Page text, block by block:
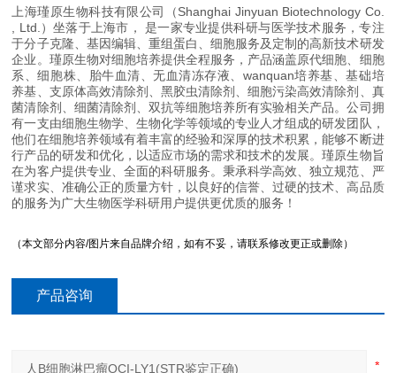
上海瑾原生物科技有限公司（Shanghai Jinyuan Biotechnology Co.
, Ltd.）坐落于上海市， 是一家专业提供科研与医学技术服务，专注
于分子克隆、基因编辑、重组蛋白、细胞服务及定制的高新技术研发
企业。瑾原生物对细胞培养提供全程服务，产品涵盖原代细胞、细胞
系、细胞株、胎牛血清、无血清冻存液、wanquan培养基、基础培
养基、支原体高效清除剂、黑胶虫清除剂、细胞污染高效清除剂、真
菌清除剂、细菌清除剂、双抗等细胞培养所有实验相关产品。公司拥
有一支由细胞生物学、生物化学等领域的专业人才组成的研发团队，
他们在细胞培养领域有着丰富的经验和深厚的技术积累，能够不断进
行产品的研发和优化，以适应市场的需求和技术的发展。瑾原生物旨
在为客户提供专业、全面的科研服务。秉承科学高效、独立规范、严
谨求实、准确公正的质量方针，以良好的信誉、过硬的技术、高品质
的服务为广大生物医学科研用户提供更优质的服务！
（本文部分内容/图片来自品牌介绍，如有不妥，请联系修改更正或删除）
产品咨询